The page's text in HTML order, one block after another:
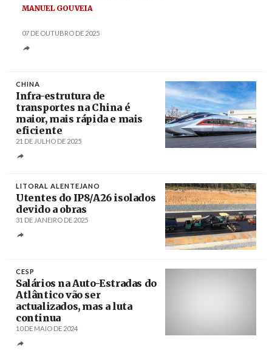
MANUEL GOUVEIA
07 DE OUTUBRO DE 2025
CHINA
Infra-estrutura de
transportes na China é
maior, mais rápida e mais
eficiente
21 DE JULHO DE 2025
LITORAL ALENTEJANO
Utentes do IP8/A26 isolados
devido a obras
31 DE JANEIRO DE 2025
CESP
Salários na Auto-Estradas do
Atlântico vão ser
actualizados, mas a luta
continua
10 DE MAIO DE 2024